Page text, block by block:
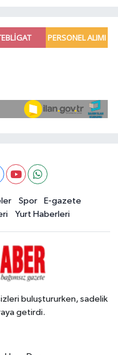
Spor
E-gazete
Yurt Haberleri
buluştururken, sadelik
getirdi.